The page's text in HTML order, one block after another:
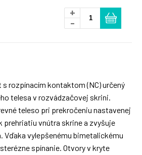
+
-
rozpínacím kontaktom (NC) určený
telesa v rozvádzačovej skrini.
teleso pri prekročeniu nastavenej
prehriatiu vnútra skrine a zvyšuje
vylepšenému bimetalickému
spínanie. Otvory v kryte